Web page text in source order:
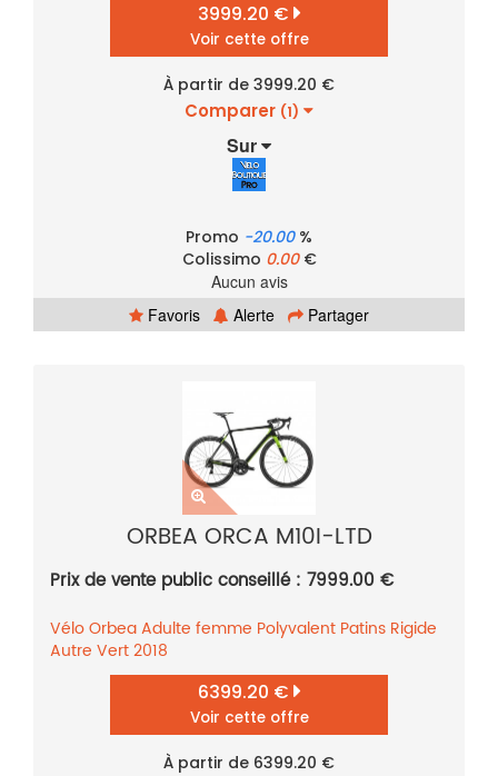
3999.20 €
Voir cette offre
À partir de 3999.20 €
Comparer (1)
Sur
Promo -20.00%
Colissimo 0.00€
Aucun avis
Favoris
Alerte Partager
ORBEA ORCA M10I-LTD
Prix de vente public conseillé : 7999.00 €
VéloOrbeaAdulte femme Polyvalent Patins Rigide
Autre Vert2018
6399.20 €
Voir cette offre
À partir de 6399.20 €